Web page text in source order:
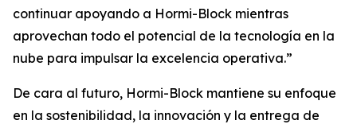
continuar apoyando a Hormi-Block mientras
aprovechan todo el potencial de la tecnología en la
nube para impulsar la excelencia operativa.”
De cara al futuro, Hormi-Block mantiene su enfoque
en la sostenibilidad, la innovación y la entrega de